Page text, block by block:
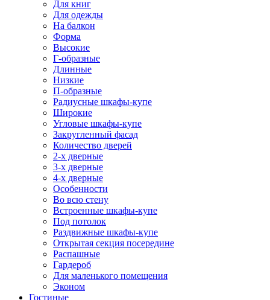
Для книг
Для одежды
На балкон
Форма
Высокие
Г-образные
Длинные
Низкие
П-образные
Радиусные шкафы-купе
Широкие
Угловые шкафы-купе
Закругленный фасад
Количество дверей
2-х дверные
3-х дверные
4-х дверные
Особенности
Во всю стену
Встроенные шкафы-купе
Под потолок
Раздвижные шкафы-купе
Открытая секция посередине
Распашные
Гардероб
Для маленького помещения
Эконом
Гостиные